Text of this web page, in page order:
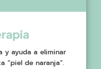
y ayuda a eliminar
“piel de naranja”.